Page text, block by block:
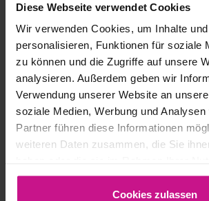
Diese Webseite verwendet Cookies
Wir verwenden Cookies, um Inhalte
personalisieren, Funktionen für soziale
zu können und die Zugriffe auf unsere
analysieren. Außerdem geben wir
Verwendung unserer Website an
soziale Medien, Werbung und
Partner führen diese Informationen
weiteren Daten zusammen, die Sie
gesammelt haben.
Cookies zulassen
01.09.2026
05.10.2026
GESAMTSUMME
€ 1.710,- | 3 Tage | Online-Kurs
Preis:Pro Person für 3 Tage
Mindestteilnehmer:3